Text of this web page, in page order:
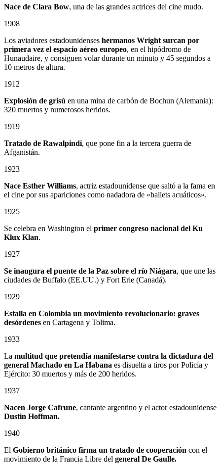
Nace de Clara Bow, una de las grandes actrices del cine mudo.
1908
Los aviadores estadounidenses hermanos Wright surcan por
primera vez el espacio aéreo europeo, en el hipódromo de
Hunaudaire, y consiguen volar durante un minuto y 45 segundos a
10 metros de altura.
1912
Explosión de grisú en una mina de carbón de Bochun (Alemania):
320 muertos y numerosos heridos.
1919
Tratado de Rawalpindi, que pone fin a la tercera guerra de
Afganistán.
1923
Nace Esther Williams, actriz estadounidense que saltó a la fama en
el cine por sus apariciones como nadadora de «ballets acuáticos».
1925
Se celebra en Washington el primer congreso nacional del Ku
Klux Klan.
1927
Se inaugura el puente de la Paz sobre el río Niágara, que une las
ciudades de Buffalo (EE.UU.) y Fort Erie (Canadá).
1929
Estalla en Colombia un movimiento revolucionario: graves
desórdenes en Cartagena y Tolima.
1933
La multitud que pretendía manifestarse contra la dictadura del
general Machado en La Habana es disuelta a tiros por Policía y
Ejército: 30 muertos y más de 200 heridos.
1937
Nacen Jorge Cafrune, cantante argentino y el actor estadounidense
Dustin Hoffman.
1940
El Gobierno británico firma un tratado de cooperación con el
movimiento de la Francia Libre del general De Gaulle.